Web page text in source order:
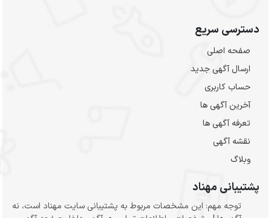
دسترسی سریع
صفحه اصلی
ارسال‌ آگهی جدید
حساب کاربری
آخرین آگهی ها
تعرفه آگهی ها
نقشه آگهی
وبلاگ
پشتیبانی مهناد
توجه مهم: این مشخصات مربوط به پشتیبانی سایت مهناد است، نه